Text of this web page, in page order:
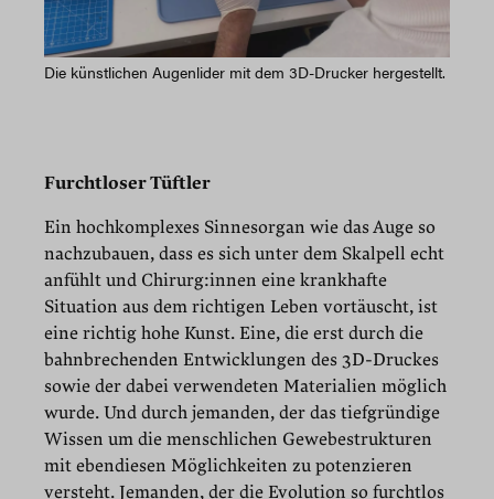
Die künstlichen Augenlider mit dem 3D-Drucker hergestellt.
Furchtloser Tüftler
Ein hochkomplexes Sinnesorgan wie das Auge so
nachzubauen, dass es sich unter dem Skalpell echt
anfühlt und Chirurg:innen eine krankhafte
Situation aus dem richtigen Leben vortäuscht, ist
eine richtig hohe Kunst. Eine, die erst durch die
bahnbrechenden Entwicklungen des 3D-Druckes
sowie der dabei verwendeten Materialien möglich
wurde. Und durch jemanden, der das tiefgründige
Wissen um die menschlichen Gewebestrukturen
mit ebendiesen Möglichkeiten zu potenzieren
versteht. Jemanden, der die Evolution so furchtlos